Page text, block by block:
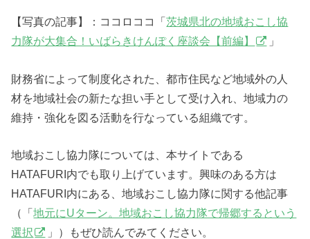
【写真の記事】：ココロココ「茨城県北の地域おこし協
力隊が大集合！いばらきけんぽく座談会【前編】
」
財務省によって制度化された、都市住民など地域外の人
材を地域社会の新たな担い手として受け入れ、地域力の
維持・強化を図る活動を行なっている組織です。
地域おこし協力隊については、本サイトである
HATAFURI内でも取り上げています。興味のある方は
HATAFURI内にある、地域おこし協力隊に関する他記事
（「地元にUターン。地域おこし協力隊で帰郷するという
選択
」）もぜひ読んでみてください。